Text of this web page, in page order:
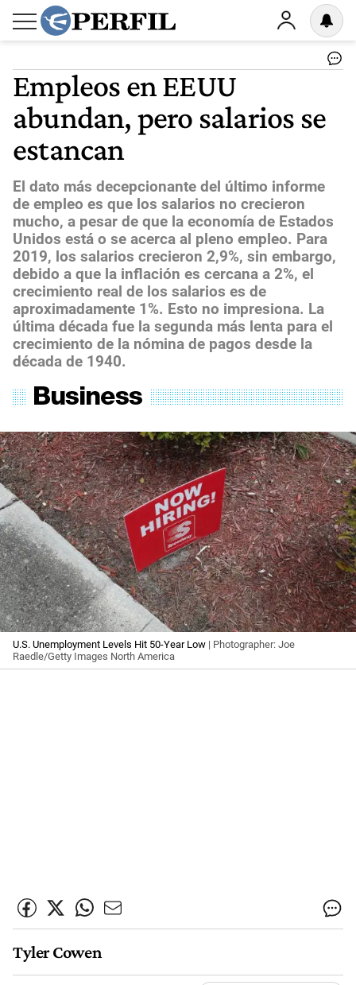
Empleos en EEUU
abundan, pero salarios se
estancan
El dato más decepcionante del último informe
de empleo es que los salarios no crecieron
mucho, a pesar de que la economía de Estados
Unidos está o se acerca al pleno empleo. Para
2019, los salarios crecieron 2,9%, sin embargo,
debido a que la inflación es cercana a 2%, el
crecimiento real de los salarios es de
aproximadamente 1%. Esto no impresiona. La
última década fue la segunda más lenta para el
crecimiento de la nómina de pagos desde la
década de 1940.
U.S. Unemployment Levels Hit 50-Year Low | Photographer: Joe
Raedle/Getty Images North America
Tyler Cowen